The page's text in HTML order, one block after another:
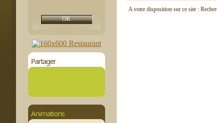
Partager
Animations
A votre disposition sur ce site :